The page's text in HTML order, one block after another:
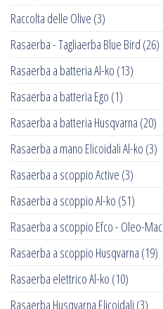
Raccolta delle Olive (3)
Rasaerba - Tagliaerba Blue Bird (26)
Rasaerba a batteria Al-ko (13)
Rasaerba a batteria Ego (1)
Rasaerba a batteria Husqvarna (20)
Rasaerba a mano Elicoidali Al-ko (3)
Rasaerba a scoppio Active (3)
Rasaerba a scoppio Al-ko (51)
Rasaerba a scoppio Efco - Oleo-Mac
Rasaerba a scoppio Husqvarna (19)
Rasaerba elettrico Al-ko (10)
Rasaerba Husqvarna Elicoidali (3)